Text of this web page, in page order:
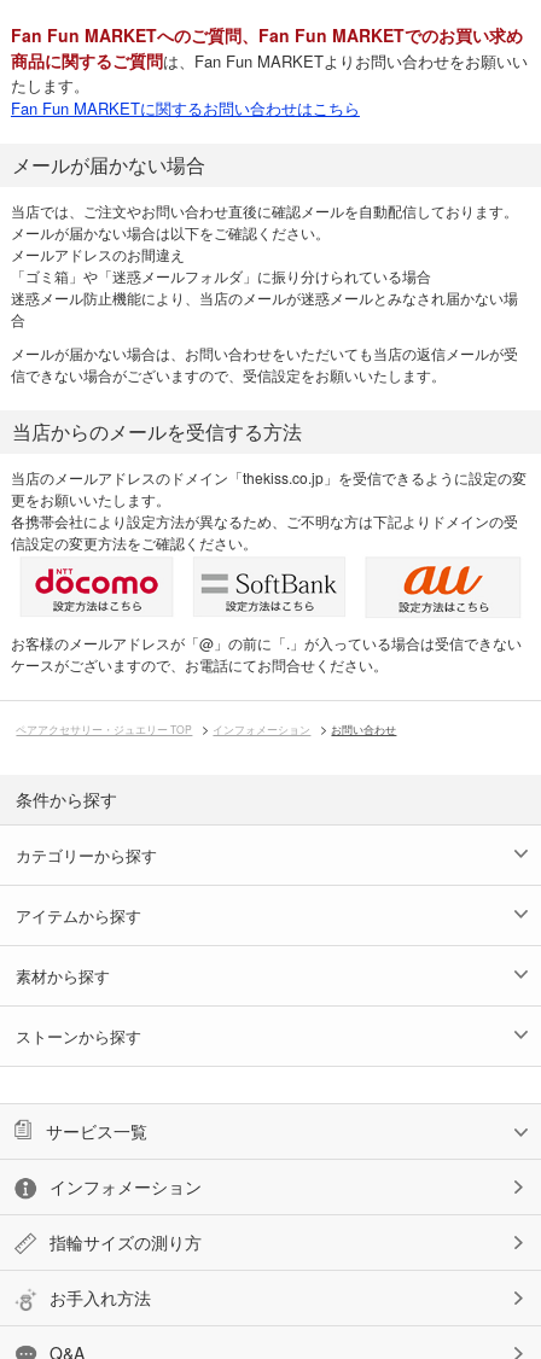
Fan Fun MARKETへのご質問、Fan Fun MARKETでのお買い求め
商品に関するご質問は、Fan Fun MARKETよりお問い合わせをお願いい
たします。
Fan Fun MARKETに関するお問い合わせはこちら
メールが届かない場合
当店では、ご注文やお問い合わせ直後に確認メールを自動配信しております。
メールが届かない場合は以下をご確認ください。
メールアドレスのお間違え
「ゴミ箱」や「迷惑メールフォルダ」に振り分けられている場合
迷惑メール防止機能により、当店のメールが迷惑メールとみなされ届かない場
合
メールが届かない場合は、お問い合わせをいただいても当店の返信メールが受
信できない場合がございますので、受信設定をお願いいたします。
当店からのメールを受信する方法
当店のメールアドレスのドメイン「thekiss.co.jp」を受信できるように設定の変
更をお願いいたします。
各携帯会社により設定方法が異なるため、ご不明な方は下記よりドメインの受
信設定の変更方法をご確認ください。
お客様のメールアドレスが「@」の前に「.」が入っている場合は受信できない
ケースがございますので、お電話にてお問合せください。
ペアアクセサリー・ジュエリー TOP インフォメーション お問い合わせ
条件から探す
カテゴリーから探す
アイテムから探す
素材から探す
ストーンから探す
サービス一覧
インフォメーション
指輪サイズの測り方
お手入れ方法
Q&A